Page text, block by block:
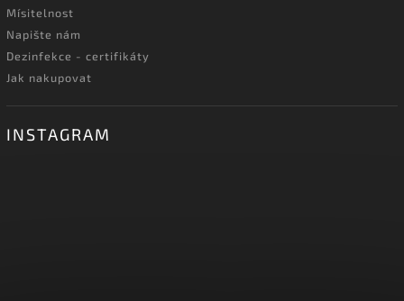
Mísitelnost
Napište nám
Dezinfekce - certifikáty
Jak nakupovat
INSTAGRAM